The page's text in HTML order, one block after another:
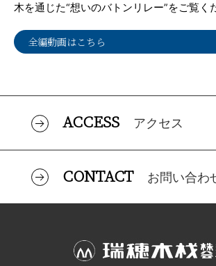
木を通じた“想いのバトンリレー”をご覧く
全編動画はこちら
ACCESS アクセス
CONTACT お問い合わ